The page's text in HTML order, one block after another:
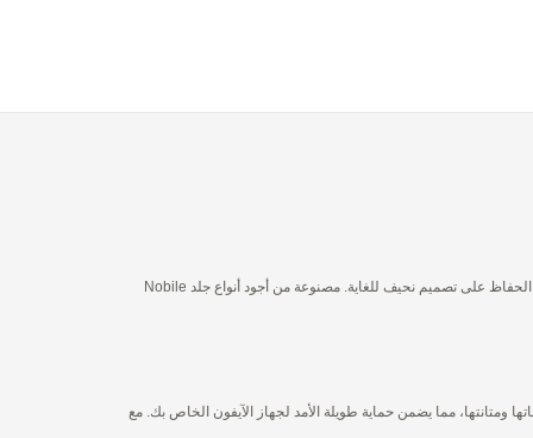
استمتع بمزيج مثالي من الأداء والرقي مع أغطية BONAVENTURA الخلفية الجلدية Nobile لهاتف IPhone. صُممت هذه الأغطية لتكمل أناقة جهازك، وتوفر حماية فائقة مع الحفاظ على تصميم نحيف للغاية. مصنوعة من أجود أنواع جلد Nobile
ومتانتها، مما يضمن حماية طويلة الأمد لجهاز الآيفون الخاص بك. مع